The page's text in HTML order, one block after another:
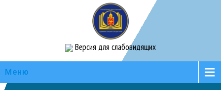
Версия для слабовидящих
Меню